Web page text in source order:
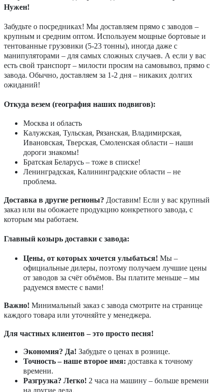
Нужен!
Забудьте о посредниках! Мы доставляем прямо с заводов –
крупным и средним оптом. Используем мощные бортовые и
тентованные грузовики (5-23 тонны), иногда даже с
манипуляторами – для самых сложных случаев. А если у вас
есть свой транспорт – милости просим на самовывоз, прямо с
завода. Обычно, доставляем за 1-2 дня – никаких долгих
ожиданий!
Откуда везем (география наших подвигов):
Москва и область
Калужская, Тульская, Рязанская, Владимирская,
Ивановская, Тверская, Смоленская области – наши
дороги знакомы!
Братская Беларусь – тоже в списке!
Ленинградская, Калининградские области – не
проблема.
Доставка в другие регионы? Доставим! Если у вас крупный
заказ или вы обожаете продукцию конкретного завода, с
которым мы работаем.
Главный козырь доставки с завода:
Цены, от которых хочется улыбаться! Мы –
официальные дилеры, поэтому получаем лучшие цены
от заводов за счёт объёмов. Вы платите меньше – мы
радуемся вместе с вами!
Важно! Минимальный заказ с завода смотрите на странице
каждого товара или уточняйте у менеджера.
Для частных клиентов – это просто песня!
Экономия? Да! Забудьте о ценах в рознице.
Точность – наше второе имя: доставка к точному
времени.
Разгрузка? Легко! 2 часа на машину – больше времени